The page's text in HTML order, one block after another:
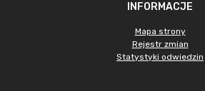
INFORMACJE
Mapa strony
Rejestr zmian
Statystyki odwiedzin